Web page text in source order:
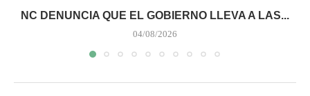
NC DENUNCIA QUE EL GOBIERNO LLEVA A LAS...
04/08/2026